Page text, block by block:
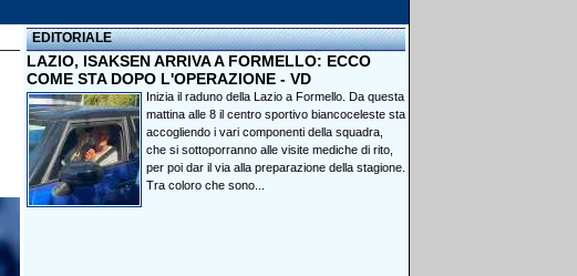
EDITORIALE
LAZIO, ISAKSEN ARRIVA A FORMELLO: ECCO
COME STA DOPO L'OPERAZIONE - VD
Inizia il raduno della Lazio a Formello. Da questa
mattina alle 8 il centro sportivo biancoceleste sta
accogliendo i vari componenti della squadra,
che si sottoporranno alle visite mediche di rito,
per poi dar il via alla preparazione della stagione.
Tra coloro che sono...